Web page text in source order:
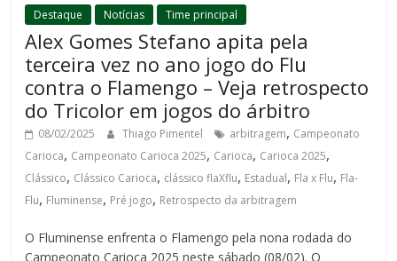
Destaque Notícias Time principal
Alex Gomes Stefano apita pela
terceira vez no ano jogo do Flu
contra o Flamengo – Veja retrospecto
do Tricolor em jogos do árbitro
08/02/2025 Thiago Pimentel arbitragem, Campeonato
Carioca, Campeonato Carioca 2025, Carioca, Carioca 2025,
Clássico, Clássico Carioca, clássico flaXflu, Estadual, Fla x Flu, Fla-
Flu, Fluminense, Pré jogo, Retrospecto da arbitragem
O Fluminense enfrenta o Flamengo pela nona rodada do
Campeonato Carioca 2025 neste sábado (08/02). O